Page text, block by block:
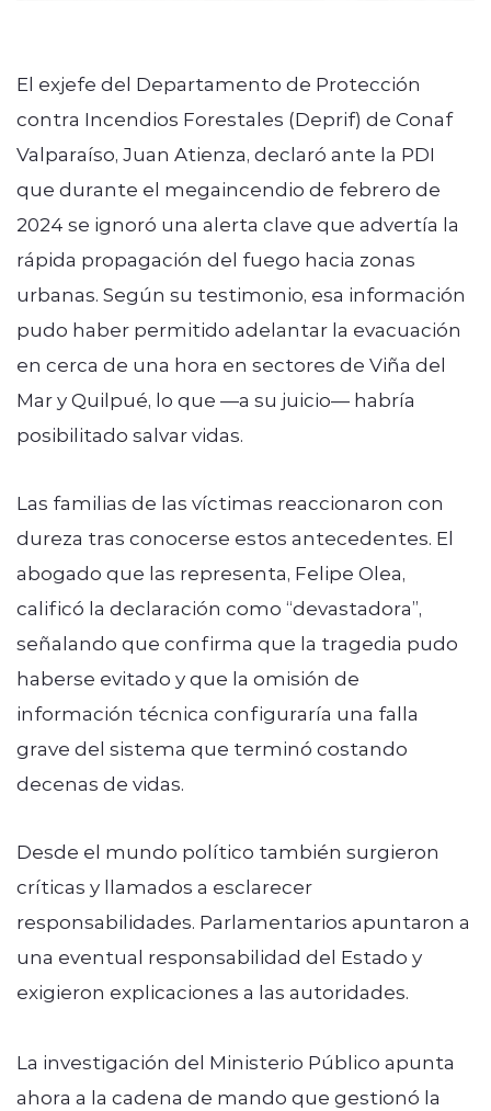
El exjefe del Departamento de Protección
contra Incendios Forestales (Deprif) de Conaf
Valparaíso, Juan Atienza, declaró ante la PDI
que durante el megaincendio de febrero de
2024 se ignoró una alerta clave que advertía la
rápida propagación del fuego hacia zonas
urbanas. Según su testimonio, esa información
pudo haber permitido adelantar la evacuación
en cerca de una hora en sectores de Viña del
Mar y Quilpué, lo que —a su juicio— habría
posibilitado salvar vidas.
Las familias de las víctimas reaccionaron con
dureza tras conocerse estos antecedentes. El
abogado que las representa, Felipe Olea,
calificó la declaración como “devastadora”,
señalando que confirma que la tragedia pudo
haberse evitado y que la omisión de
información técnica configuraría una falla
grave del sistema que terminó costando
decenas de vidas.
Desde el mundo político también surgieron
críticas y llamados a esclarecer
responsabilidades. Parlamentarios apuntaron a
una eventual responsabilidad del Estado y
exigieron explicaciones a las autoridades.
La investigación del Ministerio Público apunta
ahora a la cadena de mando que gestionó la